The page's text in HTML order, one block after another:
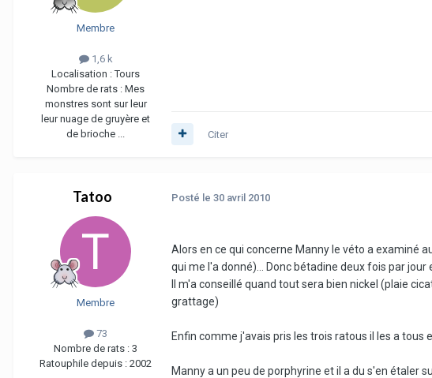
Membre
1,6 k
Localisation :Tours
Nombre de rats : Mes
monstres sont sur leur
leur nuage de gruyère et
de brioche ...
Citer
Tatoo
Membre
73
Nombre de rats : 3
Ratouphile depuis : 2002
Posté le 30 avril 2010
Alors en ce qui concerne Manny le véto a examiné
qui me l'a donné)... Donc bétadine deux fois par jour
Il m'a conseillé quand tout sera bien nickel (plaie
grattage)
Enfin comme j'avais pris les trois ratous il les a
Manny a un peu de porphyrine et il a du s'en étaler